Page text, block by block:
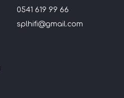
0541 619 99 66
splhifi@gmail.com